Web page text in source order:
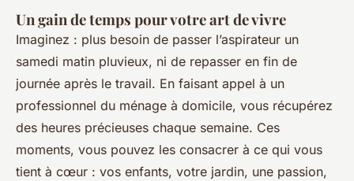
Un gain de temps pour votre art de vivre
Imaginez : plus besoin de passer l’aspirateur un
samedi matin pluvieux, ni de repasser en fin de
journée après le travail. En faisant appel à un
professionnel du ménage à domicile, vous récupérez
des heures précieuses chaque semaine. Ces
moments, vous pouvez les consacrer à ce qui vous
tient à cœur : vos enfants, votre jardin, une passion,